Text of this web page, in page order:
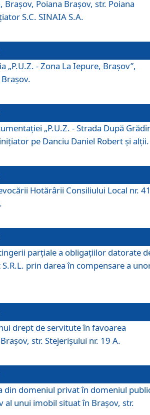
Poiana Braşov, str. Poiana
S.C. SINAIA S.A.
„P.U.Z. - Zona La Iepure, Braşov”,
„P.U.Z. - Strada După
pe Danciu Daniel Robert şi alţii.
Hotărârii Consiliului Local nr.
parţiale a obligaţiilor datorate
prin darea în compensare a
drept de servitute în favoarea
str. Stejerişului nr. 19 A.
din domeniul privat în domeniul
al unui imobil situat în Braşov, str.